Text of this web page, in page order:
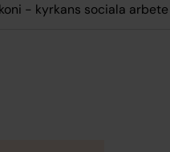
- kyrkans sociala arbete